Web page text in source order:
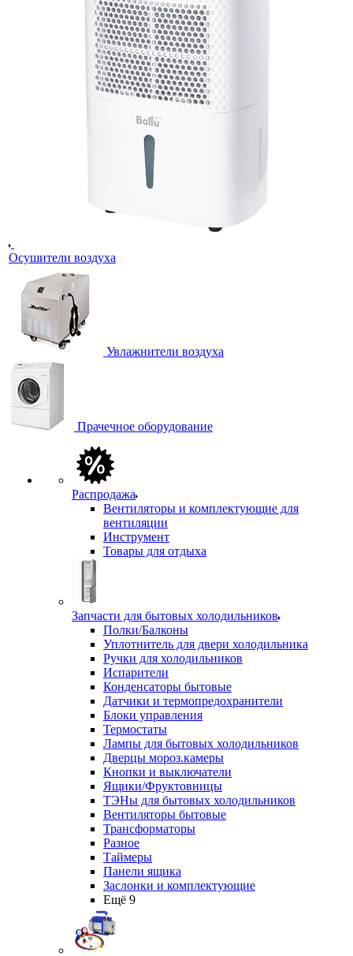
Осушители воздуха
Увлажнители воздуха
Прачечное оборудование
Распродажа
Вентиляторы и комплектующие для
вентиляции
Инструмент
Товары для отдыха
Запчасти для бытовых холодильников
Полки/Балконы
Уплотнитель для двери холодильника
Ручки для холодильников
Испарители
Конденсаторы бытовые
Датчики и термопредохранители
Блоки управления
Термостаты
Лампы для бытовых холодильников
Дверцы мороз.камеры
Кнопки и выключатели
Ящики/Фруктовницы
ТЭНы для бытовых холодильников
Вентиляторы бытовые
Трансформаторы
Разное
Таймеры
Панели ящика
Заслонки и комплектующие
Ещё 9